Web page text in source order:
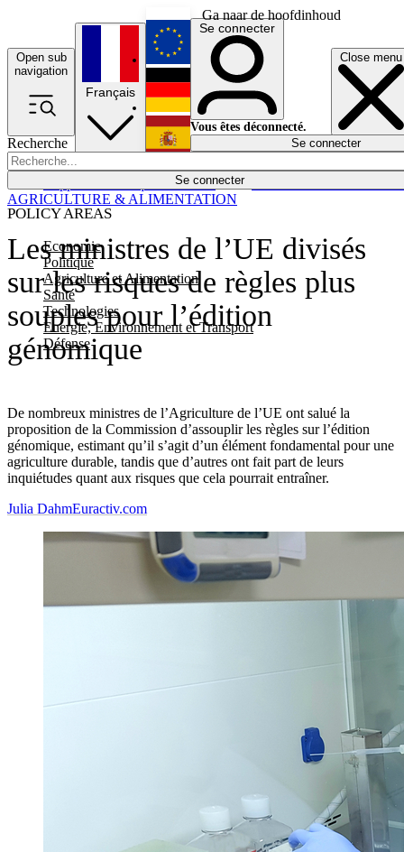
Ga naar de hoofdinhoud
Open sub
navigation
Close menu
Recherche
Se connecter
POLICY AREAS
Economie
Politique
Agriculture et Alimentation
Santé
Technologies
Energie, Environnement et Transport
Défense
Économie
Français
English
Deutsch
Español
Se connecter
Vous êtes déconnecté.
Se connecter
Les ministres de l’UE divisés
sur les risques de règles plus
souples pour l’édition
génomique
De nombreux ministres de l’Agriculture de l’UE ont salué la
proposition de la Commission d’assouplir les règles sur l’édition
génomique, estimant qu’il s’agit d’un élément fondamental pour une
agriculture durable, tandis que d’autres ont fait part de leurs
inquiétudes quant aux risques que cela pourrait entraîner.
AGRICULTURE & ALIMENTATION
Julia DahmEuractiv.com